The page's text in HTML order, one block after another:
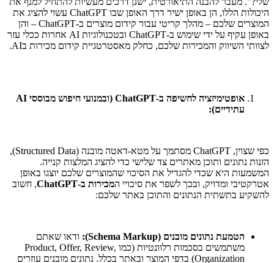
היכולות הללו, הן באופן ישיר דרך האופן שבו ChatGPT עשוי להציג את
המוצרים שלכם – מהלך קריטי עבור קידום מוצרים ב-ChatGPT – והן
באופן עקיף על ידי שימוש ב-ChatGPT ובטכנולוגיות AI אחרות ככלי עזר
לצוותי השיווק והמכירות שלכם, כחלק מאסטרטגיית קידום מכירות בAI.
אופטימיזציה לחשיפה ב-ChatGPT (ובמנועי חיפוש מבוססי AI
עתידיים):
כפי שצוין, ChatGPT מסתמך על מטא-דאטה מובנה (Structured Data),
הזנות נתונים ותוכן מאתרים צד שלישי כדי להציג המלצות קנייה.
המשמעות היא שכדי להגדיל את הסיכוי שהמוצרים שלכם יוצגו באופן
אטרקטיבי ומדויק, ובכך לשפר את סיכויי המכירות ב-ChatGPT
, חשוב
להשקיע בתשתית הנתונים והתוכן באתר שלכם:
הטמעת נתונים מובנים (Schema Markup):
ודאו שאתם
משתמשים בסכמות רלוונטיות (כמו
Product, Offer, Review,
Organization) בדפי המוצר ובאתר בכלל. נתונים מובנים עוזרים